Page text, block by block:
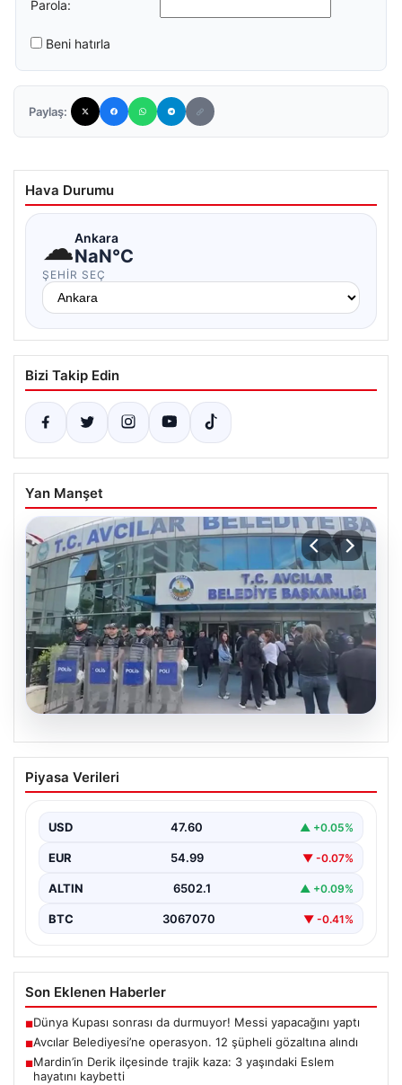
Parola:
Beni hatırla
Paylaş:
Hava Durumu
☁Ankara
NaN°C
ŞEHIR SEÇ
Bizi Takip Edin
Yan Manşet
05.08.2026
Avcılar Belediyesi’ne operasyon. 12
şüpheli gözaltına alındı
Piyasa Verileri
USD 47.60 ▲ +0.05%
EUR 54.99 ▼ -0.07%
ALTIN 6502.1 ▲ +0.09%
BTC 3067070 ▼ -0.41%
Son Eklenen Haberler
■Dünya Kupası sonrası da durmuyor! Messi yapacağını yaptı
■Avcılar Belediyesi’ne operasyon. 12 şüpheli gözaltına alındı
■Mardin’in Derik ilçesinde trajik kaza: 3 yaşındaki Eslem
hayatını kaybetti